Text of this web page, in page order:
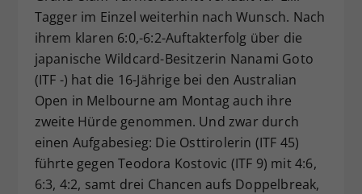
Tagger im Einzel weiterhin nach Wunsch. Nach
ihrem klaren 6:0,-6:2-Auftakterfolg über die
japanische Wildcard-Besitzerin Nanami Goto
(ITF -) hat die 16-Jährige bei den Australian
Open in Melbourne am Montag auch ihre
zweite Hürde genommen. Und zwar durch
einen Aufgabesieg: Die Osttirolerin (ITF 45)
führte gegen Teodora Kostovic (ITF 9) mit 4:6,
6:3, 4:2, samt drei Chancen aufs Doppelbreak,
Zweck
Dieser Wert speichert Ihre Consent-
Einstellungen. Unter anderem eine
zufällig generierte ID, für die
historische Speicherung Ihrer
vorgenommen Einstellungen, falls der
Webseiten-Betreiber dies eingestellt
hat.